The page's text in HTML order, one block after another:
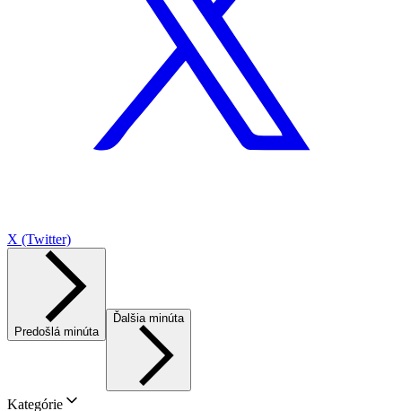
X (Twitter)
Predošlá minúta
Ďalšia minúta
Kategórie